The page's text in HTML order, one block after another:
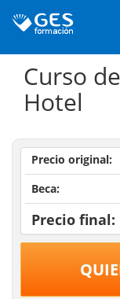
Curso
Hotel
Precio original:
Beca:
Precio final: